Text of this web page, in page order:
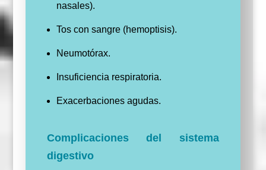
nasales).
Tos con sangre (hemoptisis).
Neumotórax.
Insuficiencia respiratoria.
Exacerbaciones agudas.
Complicaciones del sistema
digestivo